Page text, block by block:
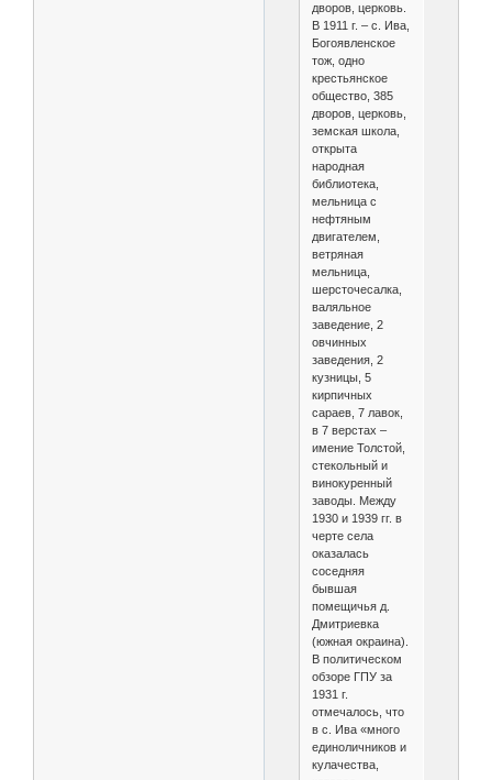
дворов, церковь.
В 1911 г. – с. Ива,
Богоявленское
тож, одно
крестьянское
общество, 385
дворов, церковь,
земская школа,
открыта
народная
библиотека,
мельница с
нефтяным
двигателем,
ветряная
мельница,
шерсточесалка,
валяльное
заведение, 2
овчинных
заведения, 2
кузницы, 5
кирпичных
сараев, 7 лавок,
в 7 верстах –
имение Толстой,
стекольный и
винокуренный
заводы. Между
1930 и 1939 гг. в
черте села
оказалась
соседняя
бывшая
помещичья д.
Дмитриевка
(южная окраина).
В политическом
обзоре ГПУ за
1931 г.
отмечалось, что
в с. Ива «много
единоличников и
кулачества,